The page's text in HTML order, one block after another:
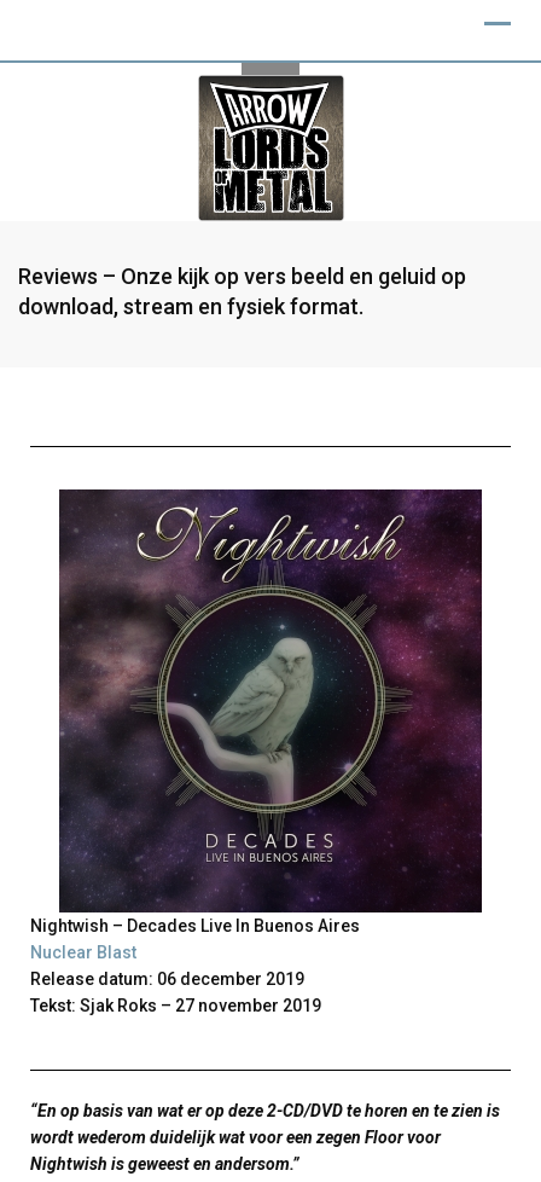
Reviews – Onze kijk op vers beeld en geluid op
download, stream en fysiek format.
Nightwish – Decades Live In Buenos Aires
Nuclear Blast
Release datum: 06 december 2019
Tekst: Sjak Roks – 27 november 2019
“En op basis van wat er op deze 2-CD/DVD te horen en te zien is
wordt wederom duidelijk wat voor een zegen Floor voor
Nightwish is geweest en andersom.”